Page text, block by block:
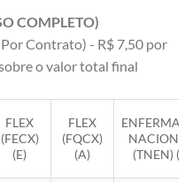
COMPLETO)
Contrato) - R$ 7,50 por
o valor total final
FLEX
(FECX)
(E)
FLEX
(FQCX)
(A)
(TNEN) (E)